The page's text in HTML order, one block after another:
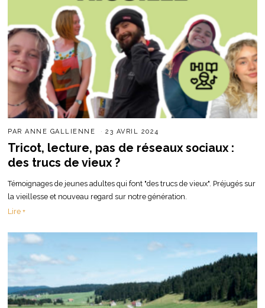
PARANNE GALLIENNE 23 AVRIL 2024
Tricot, lecture, pas de réseaux sociaux :
des trucs de vieux ?
Témoignages de jeunes adultes qui font "des trucs de vieux". Préjugés sur
la vieillesse et nouveau regard sur notre génération.
Lire +